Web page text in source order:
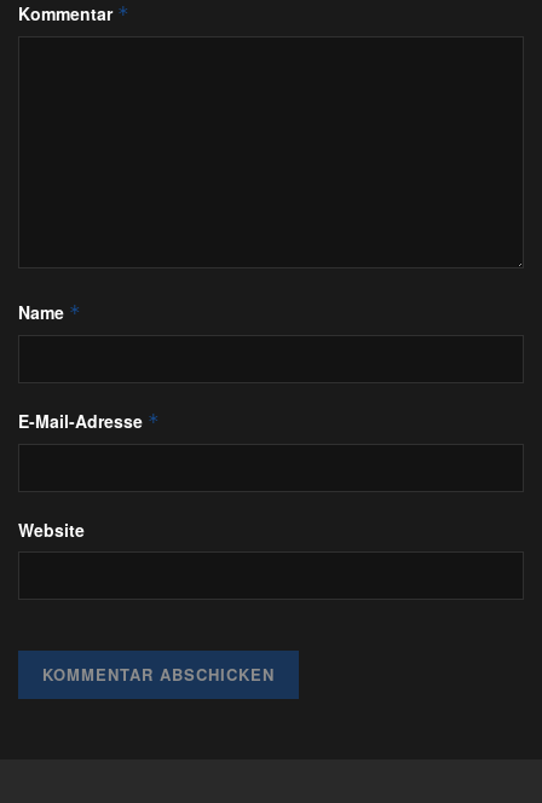
Kommentar *
Name *
E-Mail-Adresse *
Website